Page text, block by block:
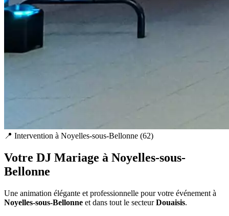
📍 Intervention à Noyelles-sous-Bellonne (62)
Votre DJ Mariage à Noyelles-sous-
Bellonne
Une animation élégante et professionnelle pour votre événement à
Noyelles-sous-Bellonne et dans tout le secteurDouaisis.